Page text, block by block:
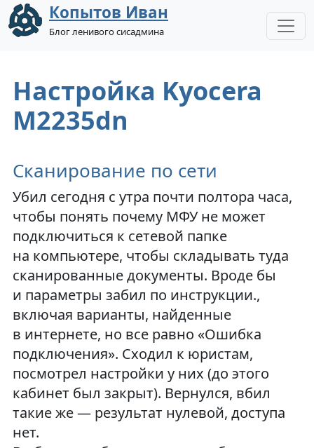
Копытов Иван
Блог ленивого сисадмина
Настройка Kyocera
M2235dn
Сканирование по сети
Убил сегодня с утра почти полтора часа,
чтобы понять почему МФУ не может
подключиться к сетевой папке
на компьютере, чтобы складывать туда
сканированные документы. Вроде бы
и параметры забил по инструкции.,
включая варианты, найденные
в интернете, но все равно «Ошибка
подключения». Сходил к юристам,
посмотрел настройки у них (до этого
кабинет был закрыт). Вернулся, вбил
такие же — результат нулевой, доступа
нет.